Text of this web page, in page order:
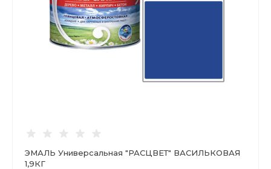
ЭМАЛЬ Универсальная "РАСЦВЕТ" ВАСИЛЬКОВАЯ
1,9КГ